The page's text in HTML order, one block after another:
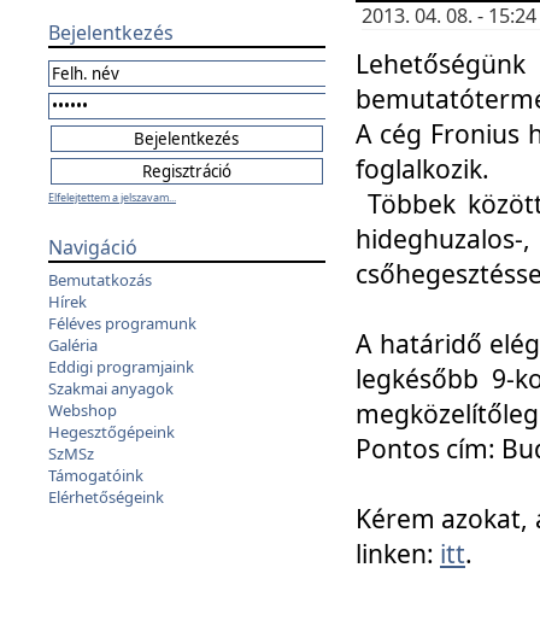
Bejelentkezés
Elfelejtettem a jelszavam...
Navigáció
Bemutatkozás
Hírek
Féléves programunk
Galéria
Eddigi programjaink
Szakmai anyagok
Webshop
Hegesztőgépeink
SzMSz
Támogatóink
Elérhetőségeink
2013. 04. 08. -
A cég Fronius
foglalkozik.
Többek
A határidő
legkésőbb 9-
Pontos cím:
Kérem azokat,
linken: itt.